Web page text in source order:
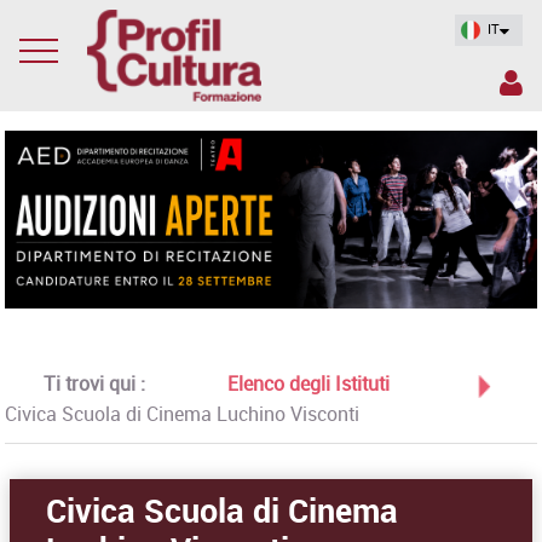
IT
Ti trovi qui :
Elenco degli Istituti
Civica Scuola di Cinema Luchino Visconti
Civica Scuola di Cinema